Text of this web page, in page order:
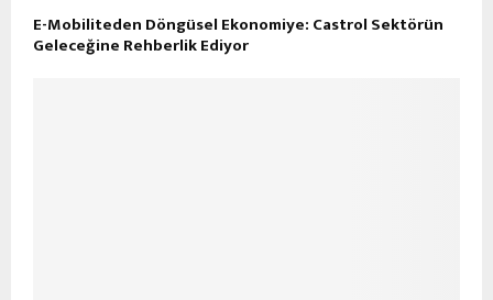
E-Mobiliteden Döngüsel Ekonomiye: Castrol Sektörün
Geleceğine Rehberlik Ediyor